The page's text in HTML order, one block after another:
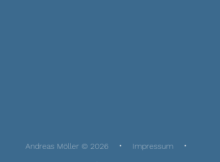
Andreas Möller © 2026
Impressum